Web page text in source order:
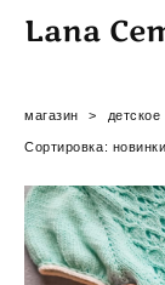
Lana
магазин > детское
Сортировка: новинки